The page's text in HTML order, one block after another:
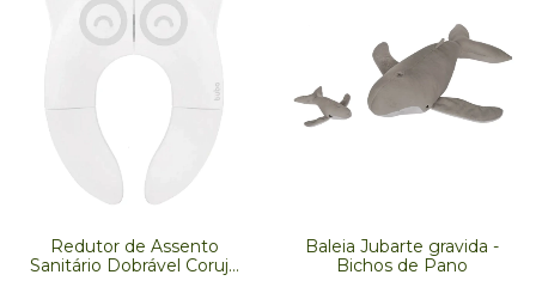
Redutor de Assento
Sanitário Dobrável Coruja
Baleia Jubarte gravida -
Bichos de Pano